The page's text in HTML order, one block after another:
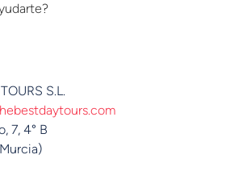
S.L.
7, 4° B